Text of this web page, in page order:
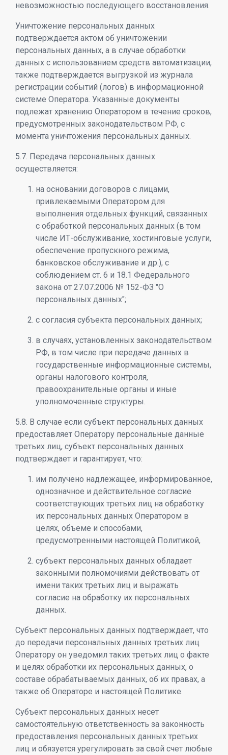
невозможностью последующего восстановления.
Уничтожение персональных данных
подтверждается актом об уничтожении
персональных данных, а в случае обработки
данных с использованием средств автоматизации,
также подтверждается выгрузкой из журнала
регистрации событий (логов) в информационной
системе Оператора. Указанные документы
подлежат хранению Оператором в течение сроков,
предусмотренных законодательством РФ, с
момента уничтожения персональных данных.
5.7. Передача персональных данных
осуществляется:
на основании договоров с лицами,
привлекаемыми Оператором для
выполнения отдельных функций, связанных
с обработкой персональных данных (в том
числе ИТ-обслуживание, хостинговые услуги,
обеспечение пропускного режима,
банковское обслуживание и др.), с
соблюдением ст. 6 и 18.1 Федерального
закона от 27.07.2006 № 152-ФЗ "О
персональных данных";
с согласия субъекта персональных данных;
в случаях, установленных законодательством
РФ, в том числе при передаче данных в
государственные информационные системы,
органы налогового контроля,
правоохранительные органы и иные
уполномоченные структуры.
5.8. В случае если субъект персональных данных
предоставляет Оператору персональные данные
третьих лиц, субъект персональных данных
подтверждает и гарантирует, что:
им получено надлежащее, информированное,
однозначное и действительное согласие
соответствующих третьих лиц на обработку
их персональных данных Оператором в
целях, объеме и способами,
предусмотренными настоящей Политикой,
субъект персональных данных обладает
законными полномочиями действовать от
имени таких третьих лиц и выражать
согласие на обработку их персональных
данных.
Субъект персональных данных подтверждает, что
до передачи персональных данных третьих лиц
Оператору он уведомил таких третьих лиц о факте
и целях обработки их персональных данных, о
составе обрабатываемых данных, об их правах, а
также об Операторе и настоящей Политике.
Субъект персональных данных несет
самостоятельную ответственность за законность
предоставления персональных данных третьих
лиц и обязуется урегулировать за свой счет любые